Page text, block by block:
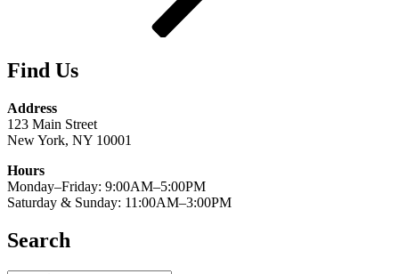
Find Us
Address
123 Main Street
New York, NY 10001
Hours
Monday–Friday: 9:00AM–5:00PM
Saturday & Sunday: 11:00AM–3:00PM
Search